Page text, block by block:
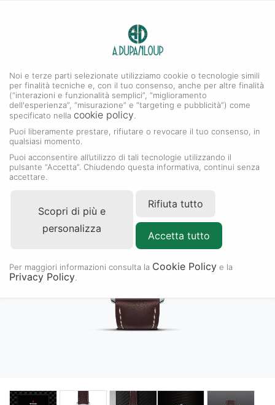
Noi e terze parti selezionate utilizziamo cookie o tecnologie simili
per finalità tecniche e, con il tuo consenso, anche per altre finalità
(“interazioni e funzionalità semplici”, “miglioramento
dell'esperienza”, “misurazione” e “targeting e pubblicità”) come
specificato nella cookie policy
Puoi liberamente prestare, rifiutare o revocare il tuo consenso, in
qualsiasi momento.
Puoi acconsentire all’utilizzo di tali tecnologie utilizzando il
pulsante “Accetta”. Chiudendo questa informativa, continui senza
accettare.
Scopri di più e
personalizza
Rifiuta tutto
Accetta tutto
Per maggiori informazioni consulta la Cookie Policy e la
Privacy Policy